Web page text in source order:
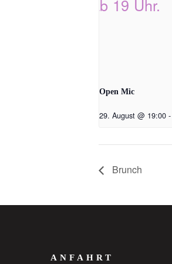
Open Mic
29. August @ 19:00 -
Brunch
ANFAHRT